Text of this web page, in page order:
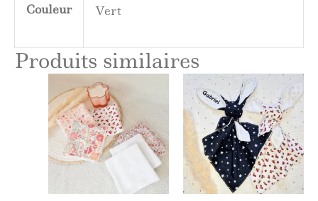
Couleur
Vert
Produits similaires